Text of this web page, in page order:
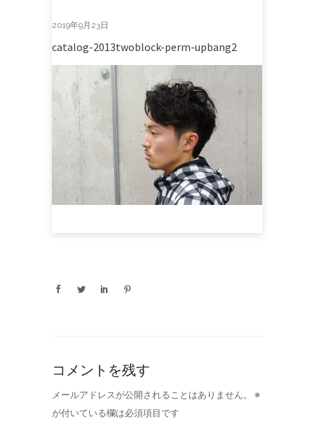
2019年9月23日
catalog-2013twoblock-perm-upbang2
コメントを残す
メールアドレスが公開されることはありません。
※
が付いている欄は必須項目です